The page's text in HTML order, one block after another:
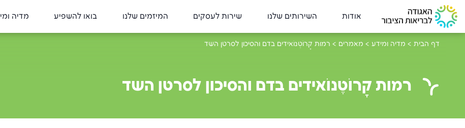
אודות השירותים שלנו שירות לעסקים המיזמים שלנו בואו להשפיע מדיה
דף הבית > מדיה ומידע > מאמרים > רמות קָרוֹטֶנוֹאידים בדם והסיכון לסרטן השד
רמות קָרוֹטֶנוֹאידים בדם והסיכון לסרטן השד